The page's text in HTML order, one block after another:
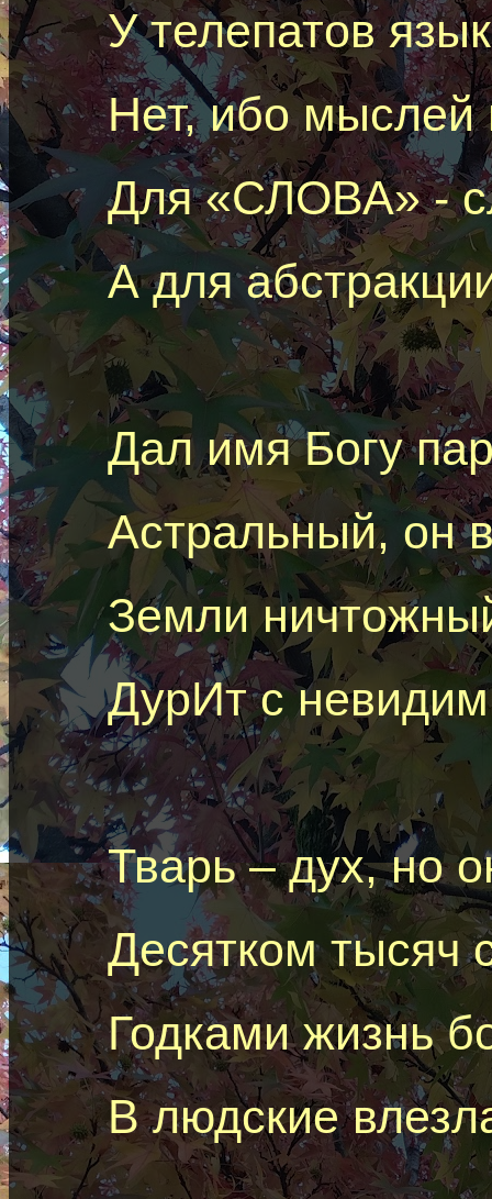
Утелепатов
Нет, ибо мыслей
Для «СЛОВА» -
А для
Дал имя Богу
Астральный, он
Земли
ДурИтс
Тварь – дух, ноo
Десятком тысяч
Годками жизнь
В людские